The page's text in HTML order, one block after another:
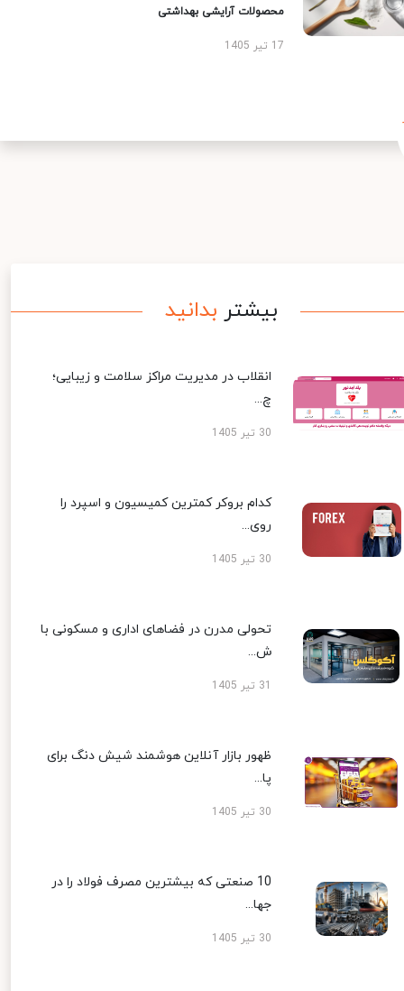
محصولات آرایشی بهداشتی
17 تیر 1405
بیشتر بدانید
انقلاب در مدیریت مراکز سلامت و زیبایی؛
چ...
30 تیر 1405
کدام بروکر کمترین کمیسیون و اسپرد را
روی...
30 تیر 1405
تحولی مدرن در فضاهای اداری و مسکونی با
ش...
ظهور بازار آنلاین هوشمند شیش دنگ برای
پا...
30 تیر 1405
10 صنعتی که بیشترین مصرف فولاد را در
جها...
30 تیر 1405